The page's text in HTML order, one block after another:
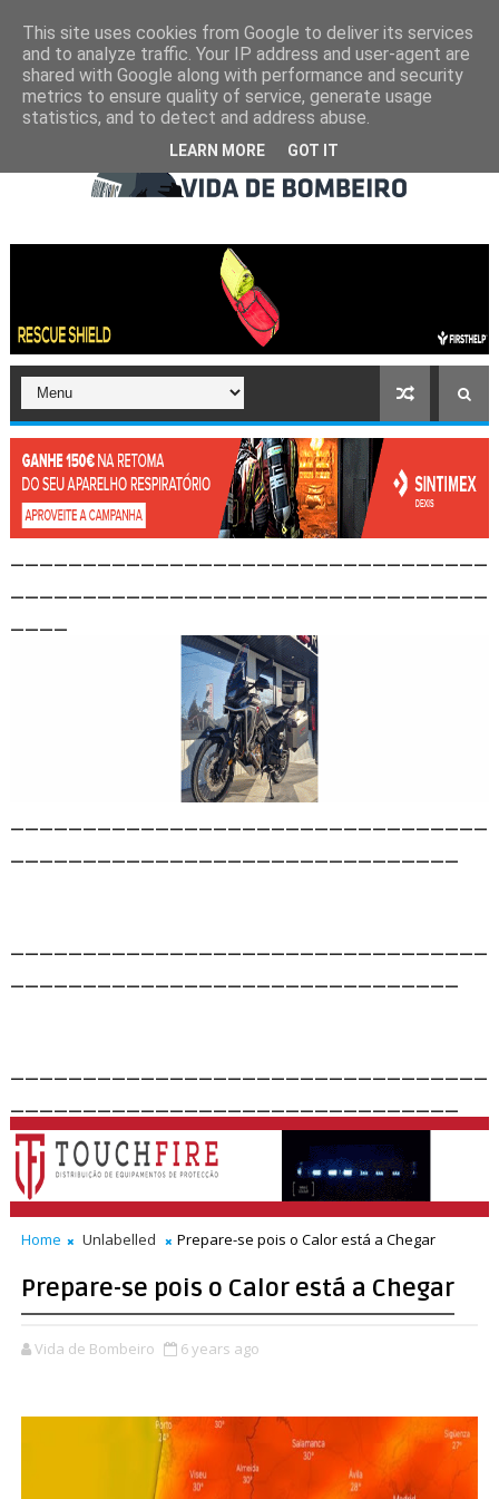
Home Unlabelled Prepare-se pois o Calor está a Chegar
Prepare-se pois o Calor está a Chegar
Vida de Bombeiro 6 years ago
This site uses cookies from Google to deliver its services
and to analyze traffic. Your IP address and user-agent are
shared with Google along with performance and security
metrics to ensure quality of service, generate usage
statistics, and to detect and address abuse.
LEARN MORE GOT IT